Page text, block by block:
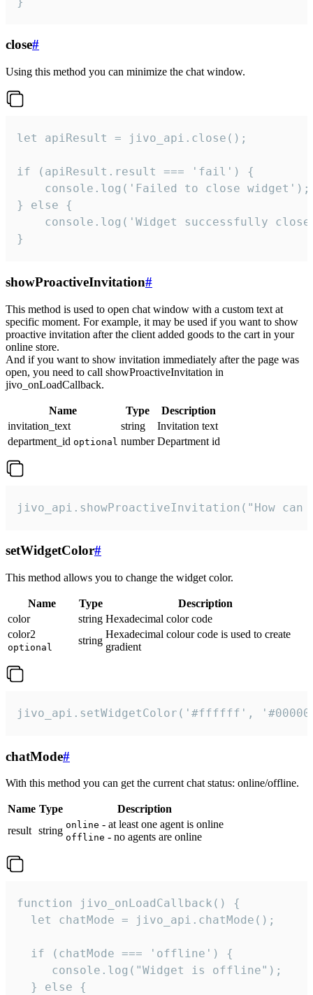
close#
Using this method you can minimize the chat window.
let apiResult = jivo_api.close();
if (apiResult.result === 'fail') {
    console.log('Failed to close widget');
} else {
console.log('Widget successfully
}
showProactiveInvitation#
This method is used to open chat window with a custom text at
specific moment. For example, it may be used if you want to show
proactive invitation after the client added goods to the cart in your
online store.
And if you want to show invitation immediately after the page was
open, you need to call showProactiveInvitation in
jivo_onLoadCallback.
Name Type
Description
invitation_text
string
Invitation text
department_id optional number Department id
jivo_api.showProactiveInvitation("How
setWidgetColor#
This method allows you to change the widget color.
Name Type
Description
color
string Hexadecimal color code
color2
optional
string
Hexadecimal colour code is used to create
gradient
jivo_api.setWidgetColor('#ffffff',
chatMode#
With this method you can get the current chat status: online/offline.
Name Type
Description
result string online - at least one agent is online
offline - no agents are online
function jivo_onLoadCallback() {
  let chatMode = jivo_api.chatMode();
  if (chatMode === 'offline') {
     console.log("Widget is offline");
  } else {